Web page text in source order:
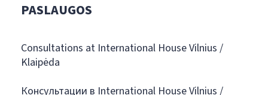
PASLAUGOS
Consultations at International House Vilnius /
Klaipėda
Консультации в International House Vilnius /